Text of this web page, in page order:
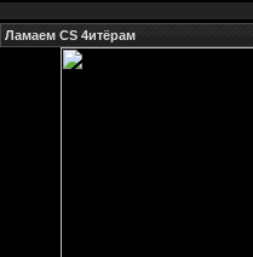
Ламаем CS 4итёрам